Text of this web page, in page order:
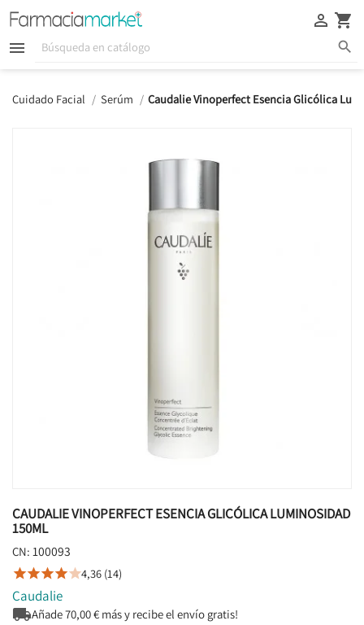
  
 
Cuidado Facial Serúm Caudalie Vinoperfect Esencia Glicólica
CAUDALIE VINOPERFECT ESENCIA GLICÓLICA LUMINOSIDAD
150ML
CN: 100093
4,36 (14)
Caudalie
Añade70,00€ más y recibe el envío gratis!